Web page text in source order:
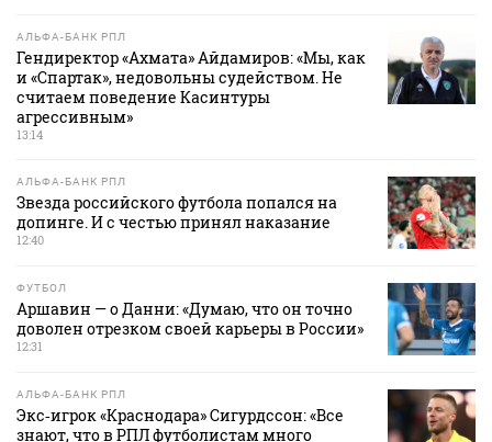
АЛЬФА-БАНК РПЛ
Гендиректор «Ахмата» Айдамиров: «Мы, как
и «Спартак», недовольны судейством. Не
считаем поведение Касинтуры
агрессивным»
13:14
АЛЬФА-БАНК РПЛ
Звезда российского футбола попался на
допинге. И с честью принял наказание
12:40
ФУТБОЛ
Аршавин — о Данни: «Думаю, что он точно
доволен отрезком своей карьеры в России»
12:31
АЛЬФА-БАНК РПЛ
Экс‑игрок «Краснодара» Сигурдссон: «Все
знают, что в РПЛ футболистам много